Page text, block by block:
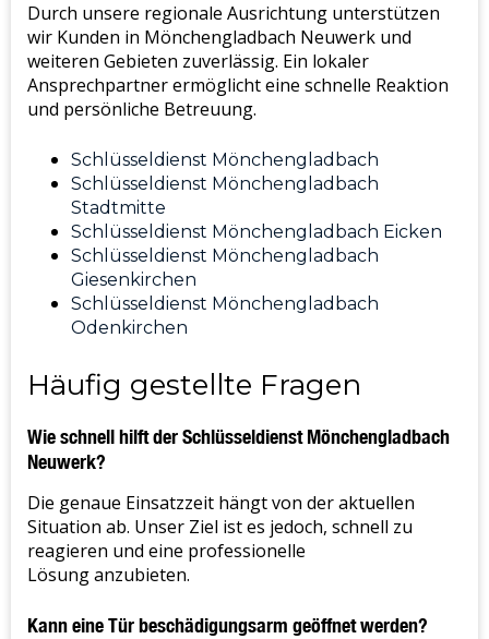
Durch unsere regionale Ausrichtung unterstützen
wir Kunden in Mönchengladbach Neuwerk und
weiteren Gebieten zuverlässig. Ein lokaler
Ansprechpartner ermöglicht eine schnelle Reaktion
und persönliche Betreuung.
Schlüsseldienst Mönchengladbach
Schlüsseldienst Mönchengladbach
Stadtmitte
Schlüsseldienst Mönchengladbach Eicken
Schlüsseldienst Mönchengladbach
Giesenkirchen
Schlüsseldienst Mönchengladbach
Odenkirchen
Häufig gestellte Fragen
Wie schnell hilft der Schlüsseldienst Mönchengladbach
Neuwerk?
Die genaue Einsatzzeit hängt von der aktuellen
Situation ab. Unser Ziel ist es jedoch, schnell zu
reagieren und eine professionelle
Lösung anzubieten.
Kann eine Tür beschädigungsarm geöffnet werden?